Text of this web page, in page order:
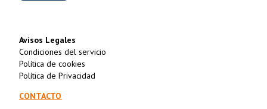
Avisos Legales
Condiciones del servicio
Política de cookies
Política de Privacidad
CONTACTO